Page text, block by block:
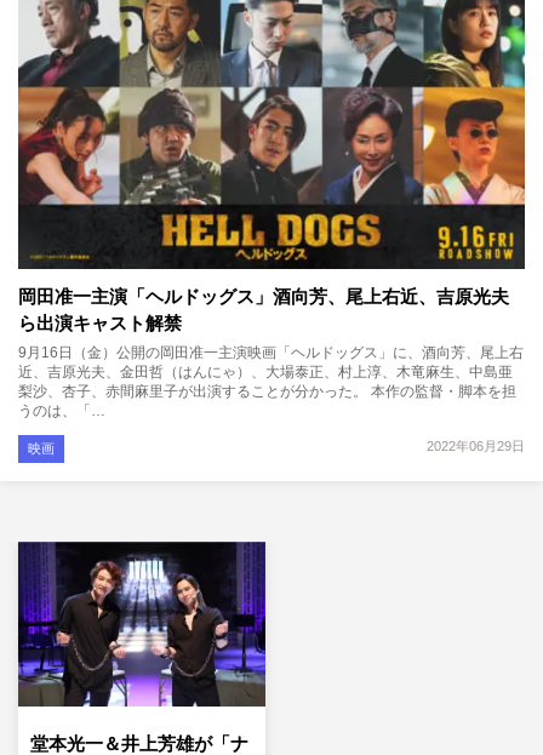
岡田准一主演「ヘルドッグス」酒向芳、尾上右近、吉原光夫
ら出演キャスト解禁
9月16日（金）公開の岡田准一主演映画「ヘルドッグス」に、酒向芳、尾上右
近、吉原光夫、金田哲（はんにゃ）、大場泰正、村上淳、木竜麻生、中島亜
梨沙、杏子、赤間麻里子が出演することが分かった。 本作の監督・脚本を担
うのは、「…
2022年06月29日
映画
堂本光一＆井上芳雄が「ナ